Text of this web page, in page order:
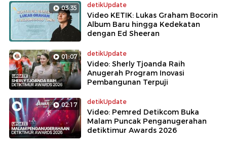
03:35 detikUpdate
Video KETIK: Lukas Graham Bocorin
Album Baru hingga Kedekatan
dengan Ed Sheeran
01:07 detikUpdate
Video: Sherly Tjoanda Raih
Anugerah Program Inovasi
Pembangunan Terpuji
02:17 detikUpdate
Video: Pemred Detikcom Buka
Malam Puncak Penganugerahan
detiktimur Awards 2026